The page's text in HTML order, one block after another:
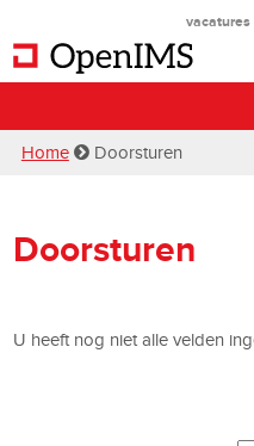
vacatures
Home Doorsturen
Doorsturen
U heeft nog niet alle velden